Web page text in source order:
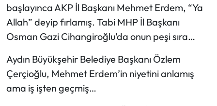
başlayınca AKP İl Başkanı Mehmet Erdem, “Ya
Allah” deyip fırlamış. Tabi MHP İl Başkanı
Osman Gazi Cihangiroğlu’da onun peşi sıra…
Aydın Büyükşehir Belediye Başkanı Özlem
Çerçioğlu, Mehmet Erdem’in niyetini anlamış
ama iş işten geçmiş…